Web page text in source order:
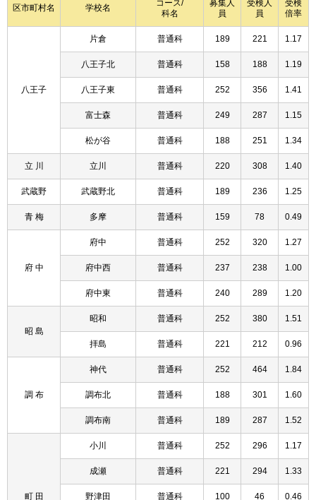
区市町村名 学校名
コース/
科名
募集人
員
受検人
員
受検
倍率
八王子
片倉 普通科 189 221 1.17
八王子北 普通科 158 188 1.19
八王子東 普通科 252 356 1.41
富士森 普通科 249 287 1.15
松が谷 普通科 188 251 1.34
立 川 立川 普通科 220 308 1.40
武蔵野 武蔵野北 普通科 189 236 1.25
青 梅 多摩 普通科 159 78 0.49
府 中
府中 普通科 252 320 1.27
府中西 普通科 237 238 1.00
府中東 普通科 240 289 1.20
昭 島
昭和 普通科 252 380 1.51
拝島 普通科 221 212 0.96
調 布
神代 普通科 252 464 1.84
調布北 普通科 188 301 1.60
調布南 普通科 189 287 1.52
町 田
小川 普通科 252 296 1.17
成瀬 普通科 221 294 1.33
野津田 普通科 100 46 0.46